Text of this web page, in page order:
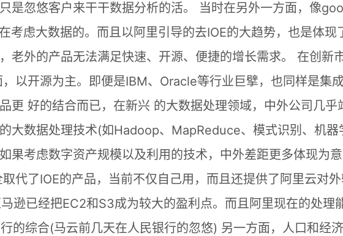
是忽悠客户来干干数据分析的活。 当时在另外一方面，像
考虑大数据的。而且以阿里引导的去IOE的大趋势，也是体现
老外的产品无法满足快速、开源、便捷的增长需求。 在创新
以开源为主。即便是IBM、Oracle等行业巨擘，也同样是集
更 好的结合而已，在新兴 的大数据处理领域，中外公司几乎
大数据处理技术(如Hadoop、MapReduce、模式识别、机器
果考虑数字资产规模以及利用的技术，中外差距更多体现为
代了IOE的产品，当前不仅自己用，而且还提供了阿里云对
逊已经把EC2和S3成为较大的盈利点。而且阿里现在的处理
的综合(马云前几天在人民银行的忽悠) 另一方面，人口和经